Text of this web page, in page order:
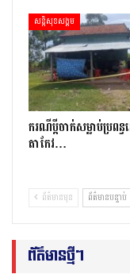
សន្តិសុខសង្គម
ករណីប្ដីចាក់សម្លាប់ប្រពន្ធ
តាកែវ…
ព័ត៌មានមុន ព័ត៌មានបន្ទាប់
ព័ត៌មានថ្មីៗ